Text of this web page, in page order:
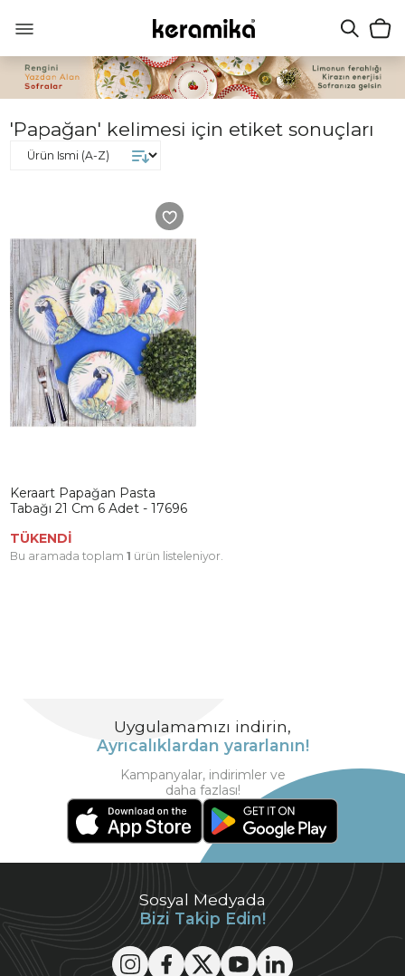
'Papağan' kelimesi için etiket sonuçları
Keraart Papağan Pasta
Tabağı 21 Cm 6 Adet - 17696
TÜKENDİ
Bu aramada toplam 1 ürün listeleniyor.
Sosyal Medyada
Bizi Takip Edin!
Uygulamamızı indirin,
Ayrıcalıklardan yararlanın!
Kampanyalar, indirimler ve
daha fazlası!